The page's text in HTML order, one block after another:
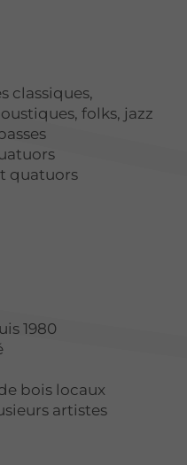
classiques,
folks, jazz
quatuors
1980
bois locaux
artistes